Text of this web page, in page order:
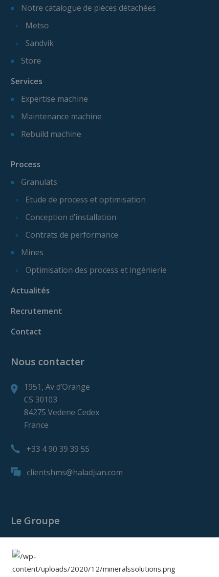
Notre catalogue de pièces détachées
Metso
Sandvik
Store
Services
Expertise machine
Maintenance machine
Rebuild machine
Process
Granulats
Etude de process et optimisation
Conception d’installation
Contrats de performance
Mines
Optimisation des process et ingénierie
Actualités
Recrutement
Contact
Nous contacter
1951, Av d’Orange
CS 30103
84275 Vedene Cedex
France
+33 4 90 39 39 55
clientshms@haladjian.com
Le Groupe
Haladjian Mining